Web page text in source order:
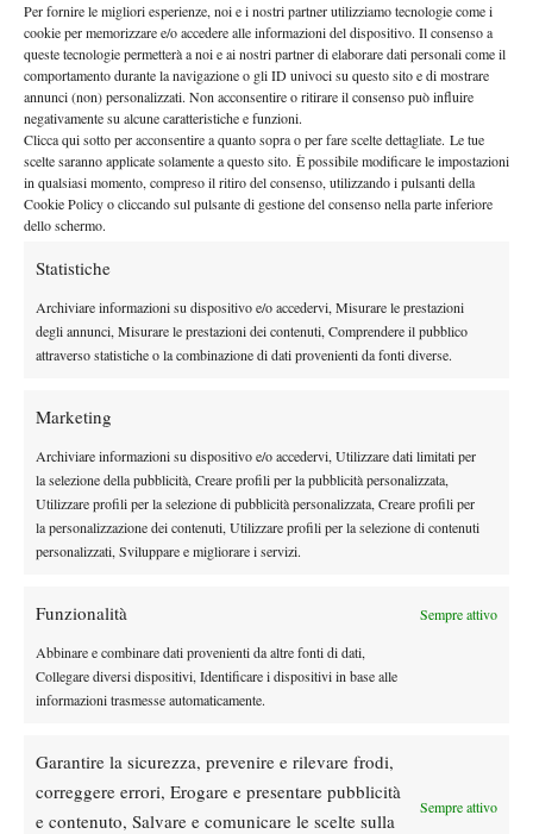
Per fornire le migliori esperienze, noi e i nostri partner utilizziamo tecnologie come i
cookie per memorizzare e/o accedere alle informazioni del dispositivo. Il consenso a
queste tecnologie permetterà a noi e ai nostri partner di elaborare dati personali come il
comportamento durante la navigazione o gli ID univoci su questo sito e di mostrare
annunci (non) personalizzati. Non acconsentire o ritirare il consenso può influire
negativamente su alcune caratteristiche e funzioni.
Clicca qui sotto per acconsentire a quanto sopra o per fare scelte dettagliate. Le tue
scelte saranno applicate solamente a questo sito. È possibile modificare le impostazioni
in qualsiasi momento, compreso il ritiro del consenso, utilizzando i pulsanti della
Cookie Policy o cliccando sul pulsante di gestione del consenso nella parte inferiore
dello schermo.
Statistiche
Archiviare informazioni su dispositivo e/o accedervi, Misurare le prestazioni
degli annunci, Misurare le prestazioni dei contenuti, Comprendere il pubblico
attraverso statistiche o la combinazione di dati provenienti da fonti diverse.
Marketing
Archiviare informazioni su dispositivo e/o accedervi, Utilizzare dati limitati per
la selezione della pubblicità, Creare profili per la pubblicità personalizzata,
Utilizzare profili per la selezione di pubblicità personalizzata, Creare profili per
la personalizzazione dei contenuti, Utilizzare profili per la selezione di contenuti
personalizzati, Sviluppare e migliorare i servizi.
Funzionalità Sempre attivo
Abbinare e combinare dati provenienti da altre fonti di dati,
Collegare diversi dispositivi, Identificare i dispositivi in base alle
informazioni trasmesse automaticamente.
Garantire la sicurezza, prevenire e rilevare frodi,
correggere errori, Erogare e presentare pubblicità
e contenuto, Salvare e comunicare le scelte sulla
Sempre attivo
Diyas, che ha sollevato il trofeo senza perdere un set. La kazaka
torna così a disputare un incontro nel tabellone principale di uno
Slam quattro anni dopo l’ultima apparizione. Diyas era rimasta
lontana dal circuito tra il 2022 e il 2024 a causa di problemi fisici
e oggi è oltre la 200ª posizione del ranking WTA. Melbourne
rappresenta per lei un luogo speciale: il suo miglior risultato in
Australia resta il terzo turno, raggiunto in quattro occasioni.
TAGGED:Yunchaokete Bu Zarina Diyas
DI TENDENZA
Wta
Paolini salta il WTA 1000 di Cincinnati, non
Masters 1000 Montreal 2026: programma,
orario e ordine di gioco venerdì 7 agosto.
Atp News
Masters 1000 Montreal 2026: Darderi
rimonta Shang e vola agli ottavi